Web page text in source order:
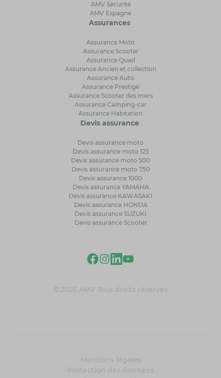
AMV Sécurité
AMV Espagne
Assurances
Assurance Moto
Assurance Scooter
Assurance Quad
Assurance Ancien et collection
Assurance Auto
Assurance Prestige
Assurance Scooter des mers
Assurance Camping-car
Assurance Habitation
Devis assurance
Devis assurance moto
Devis assurance moto 125
Devis assurance moto 500
Devis assurance moto 750
Devis assurance 1000
Devis assurance YAMAHA
Devis assurance KAWASAKI
Devis assurance HONDA
Devis assurance SUZUKI
Devis assurance Scooter
© 2025 AMV Tous droits réservés
Mentions légales
Protection des données